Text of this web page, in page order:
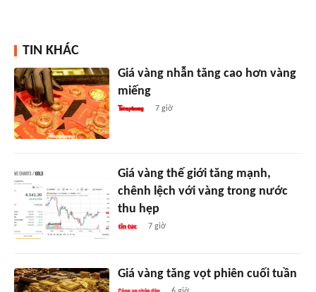
TIN KHÁC
Giá vàng nhẫn tăng cao hơn vàng
miếng
7 giờ
Giá vàng thế giới tăng mạnh,
chênh lệch với vàng trong nước
thu hẹp
7 giờ
Giá vàng tăng vọt phiên cuối tuần